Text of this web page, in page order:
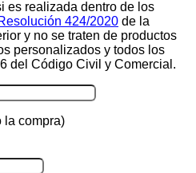
es realizada dentro de los
424/2020 de la
y no se traten de productos
personalizados y todos los
del Código Civil y Comercial.
la compra)